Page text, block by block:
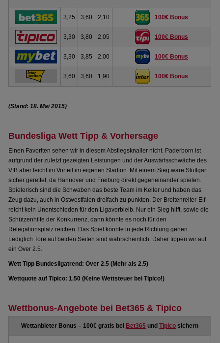
3,25 3,60 2,10 100€ Bonus
3,30 3,80 2,05 100€ Bonus
3,30 3,85 2,00 100€ Bonus
3,60 3,60 1,90 100€ Bonus
(Stand: 18. Mai 2015)
Bundesliga Wett Tipp & Vorhersage
Einen Favoriten sehen wir in diesem Abstiegsknaller nicht. Paderborn ist
aufgrund der zuletzt gezeigten Leistungen und der Auswärtsschwäche des
VfB aber leicht im Vorteil im eigenen Stadion. Mit einem Sieg wäre Stuttgart
sicher gerettet, da Hannover und Freiburg direkt gegeneinander spielen.
Spielerisch sind die Schwaben das beste Team im Keller und haben das
Zeug dazu, auch in Ostwestfalen dreifach zu punkten. Der Breitenreiter-Elf
reicht kein Unentschieden für den Ligaverbleib. Nur ein Sieg hilft, sowie die
Schützenhilfe der Konkurrenz, dann könnte es noch für den
Relegationsplatz reichen. Das Spiel könnte in jede Richtung gehen.
Lediglich Tore auf beiden Seiten sind wahrscheinlich. Daher tippen wir auf
ein Over 2.5.
Wett Tipp Bundesligatrend: Over 2.5 (Mehr als 2.5)
Wettquote auf Tipico: 1.50 (Keine Wettsteuer bei Tipico!)
Wettbonus-Angebote bei Bet365 & Tipico
Wettanbieter Bonus – 100€ gratis bei Bet365 undTipico sichern